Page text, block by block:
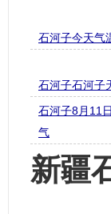
石河子今天气
石河子石河子
石河子8月11
气
新疆